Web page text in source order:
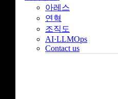
아레스
연혁
조직도
AI·LLMOps
Contact us